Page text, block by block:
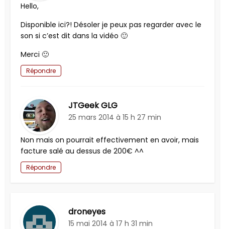
Hello,
Disponible ici?! Désoler je peux pas regarder avec le
son si c’est dit dans la vidéo 🙂
Merci 🙂
Répondre
JTGeek GLG
25 mars 2014 à 15 h 27 min
Non mais on pourrait effectivement en avoir, mais
facture salé au dessus de 200€ ^^
Répondre
droneyes
15 mai 2014 à 17 h 31 min